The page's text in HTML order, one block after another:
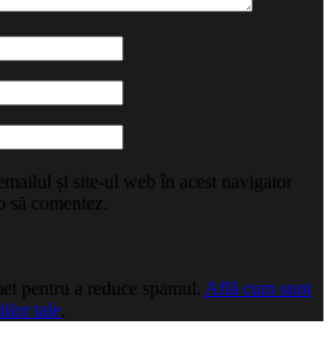
și site-ul web în acest navigator
comentez.
pentru a reduce spamul. Află cum sunt
tale